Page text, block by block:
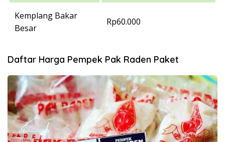
Kemplang Bakar
Besar
Rp60.000
Daftar Harga Pempek Pak Raden Paket